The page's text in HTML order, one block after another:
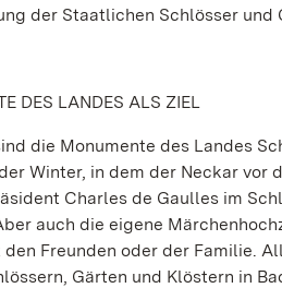
der Staatlichen Schlösser und
DES LANDES ALS ZIEL
die Monumente des Landes
Winter, in dem der Neckar vor
Charles de Gaulles im
auch die eigene
Freunden oder der Familie.
Gärten und Klöstern in